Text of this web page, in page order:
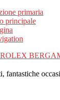
primaria
principale
fantastiche